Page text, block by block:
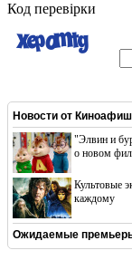
Код перевірки
Новости от
"Элвин и
о новом
Культовые
каждому
Ожидаемые